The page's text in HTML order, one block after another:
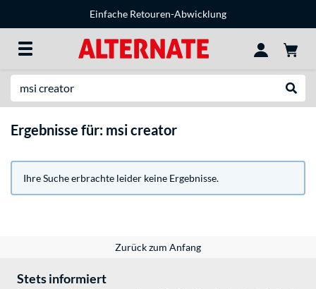
Einfache Retouren-Abwicklung
Ergebnisse für: msi creator
Ihre Suche erbrachte leider keine Ergebnisse.
Zurück zum Anfang
Stets informiert